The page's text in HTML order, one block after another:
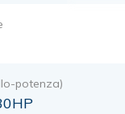
potenza)